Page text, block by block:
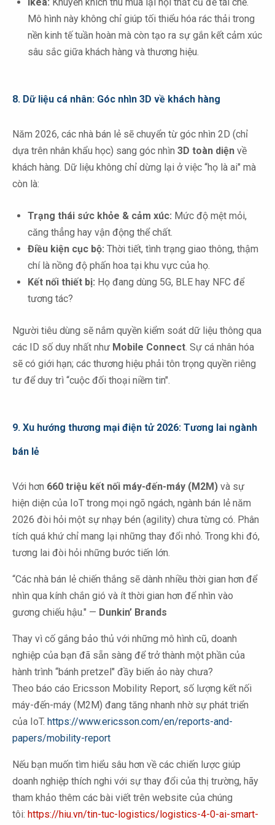
Mô hình này không chỉ giúp tối thiểu hóa rác thải trong
nền kinh tế tuần hoàn mà còn tạo ra sự gắn kết cảm xúc
sâu sắc giữa khách hàng và thương hiệu.
8. Dữ liệu cá nhân: Góc nhìn 3D về khách hàng
Năm 2026, các nhà bán lẻ sẽ chuyển từ góc nhìn 2D (chỉ
dựa trên nhân khẩu học) sang góc nhìn 3D toàn diện về
khách hàng. Dữ liệu không chỉ dừng lại ở việc “họ là ai" mà
còn là:
Trạng thái sức khỏe & cảm xúc: Mức độ mệt mỏi,
căng thẳng hay vận động thể chất.
Điều kiện cục bộ: Thời tiết, tình trạng giao thông, thậm
chí là nồng độ phấn hoa tại khu vực của họ.
Kết nối thiết bị: Họ đang dùng 5G, BLE hay NFC để
tương tác?
Người tiêu dùng sẽ nắm quyền kiểm soát dữ liệu thông qua
các ID số duy nhất như Mobile Connect. Sự cá nhân hóa
sẽ có giới hạn; các thương hiệu phải tôn trọng quyền riêng
tư để duy trì “cuộc đối thoại niềm tin".
9. Xu hướng thương mại điện tử 2026: Tương lai ngành
bán lẻ
Với hơn 660 triệu kết nối máy-đến-máy (M2M) và sự
hiện diện của IoT trong mọi ngõ ngách, ngành bán lẻ năm
2026 đòi hỏi một sự nhạy bén (agility) chưa từng có. Phân
tích quá khứ chỉ mang lại những thay đổi nhỏ. Trong khi đó,
tương lai đòi hỏi những bước tiến lớn.
“Các nhà bán lẻ chiến thắng sẽ dành nhiều thời gian hơn để
nhìn qua kính chắn gió và ít thời gian hơn để nhìn vào
gương chiếu hậu." — Dunkin’ Brands
Thay vì cố gắng bảo thủ với những mô hình cũ, doanh
nghiệp của bạn đã sẵn sàng để trở thành một phần của
hành trình “bánh pretzel" đầy biến ảo này chưa?
Theo báo cáo Ericsson Mobility Report, số lượng kết nối
máy-đến-máy (M2M) đang tăng nhanh nhờ sự phát triển
của IoT. https://www.ericsson.com/en/reports-and-
papers/mobility-report
Nếu bạn muốn tìm hiểu sâu hơn về các chiến lược giúp
doanh nghiệp thích nghi với sự thay đổi của thị trường, hãy
tham khảo thêm các bài viết trên website của chúng
tôi: https://hiu.vn/tin-tuc-logistics/logistics-4-0-ai-smart-